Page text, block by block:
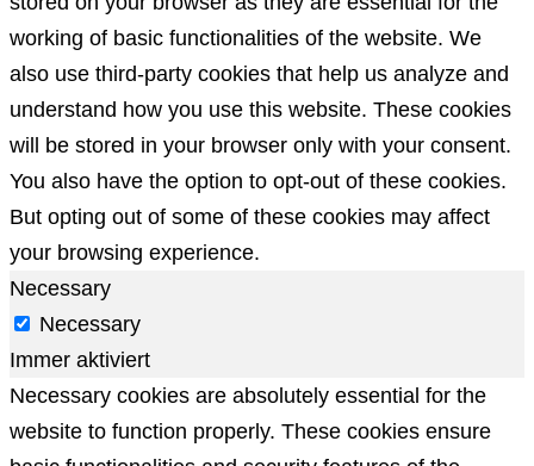
working of basic functionalities of the website. We
also use third-party cookies that help us analyze and
understand how you use this website. These cookies
will be stored in your browser only with your consent.
You also have the option to opt-out of these cookies.
But opting out of some of these cookies may affect
your browsing experience.
Necessary
Necessary
Immer aktiviert
Necessary cookies are absolutely essential for the
website to function properly. These cookies ensure